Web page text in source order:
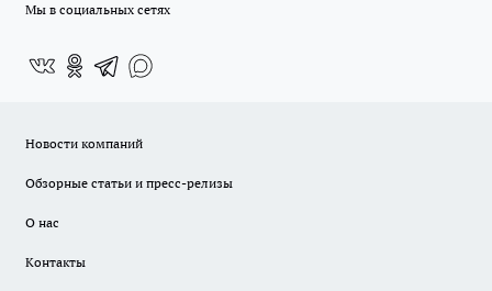
Мы в социальных сетях
Новости компаний
Обзорные статьи и пресс-релизы
О нас
Контакты